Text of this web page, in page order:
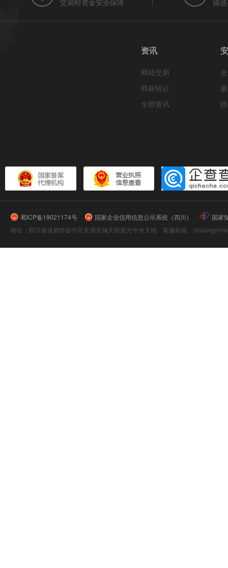
交易时资金安全保障 描
资讯
网站交易
商标转让
全部资讯
蜀ICP备19021174号 国家企业信用信息公示系统（四川）
国家
地址：四川省成都市金牛区龙湖北城天街蓝光中央天地 客服邮箱：